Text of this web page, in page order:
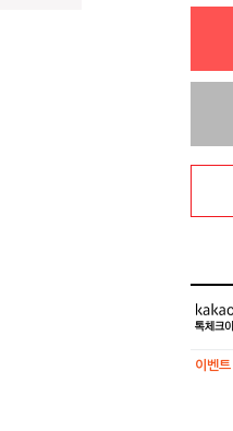
이벤트